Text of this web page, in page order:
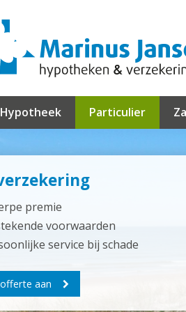
Hypotheek Particulier
premie
voorwaarden
service bij schade
aan